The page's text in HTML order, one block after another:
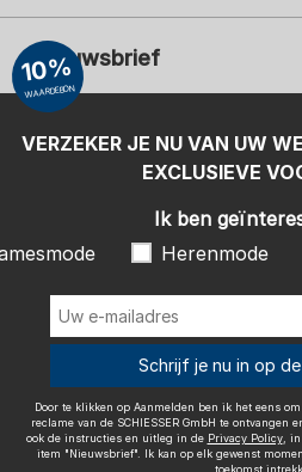
Nieuwsbrief
Uw e-mailadres
Herenmode
ADIDAS
Door te klikken op Aanmelden ben ik
gepersonaliseerde reclame van de
sla ik acht op en accepteer ik hierbij
, in het bijzonder de
effect naar de toekomst intrekken.
Wij
VERZEKER JE NU VAN UW
EXCLUSIEVE
10%
WAARDEBON
Ik ben
Herenmode
Schrijf je nu in op
Door te klikken op Aanmelden ben ik het eens
reclame van de SCHIESSER GmbH te
ook de instructies en uitleg in de Privacy Policy, in
item "Nieuwsbrief". Ik kan op elk gewenst
toekomst